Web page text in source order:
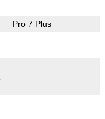
Pro 7 Plus